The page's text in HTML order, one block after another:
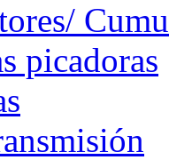
picadoras